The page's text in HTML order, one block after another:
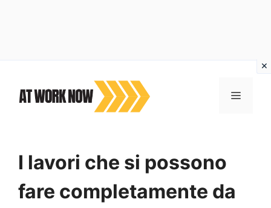
MENU
I lavori che si possono
fare completamente da